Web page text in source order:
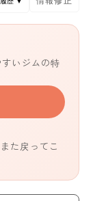
いジムの特
た戻ってこ